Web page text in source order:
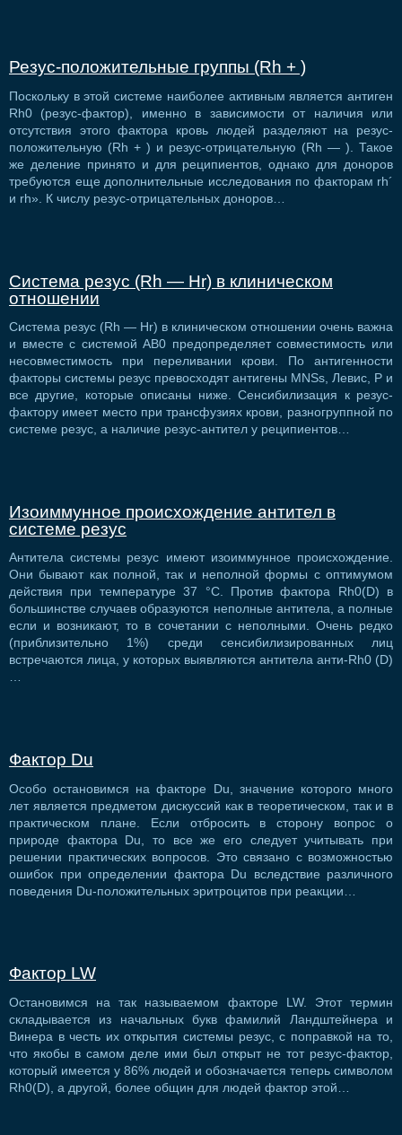
Резус-положительные группы (Rh + )
Поскольку в этой системе наиболее активным является антиген
Rh0 (резус-фактор), именно в зависимости от наличия или
отсутствия этого фактора кровь людей разделяют на резус-
положительную (Rh + ) и резус-отрицательную (Rh — ). Такое
же деление принято и для реципиентов, однако для доноров
требуются еще дополнительные исследования по факторам rh´
и rh». К числу резус-отрицательных доноров…
Система резус (Rh — Нr) в клиническом
отношении
Система резус (Rh — Нr) в клиническом отношении очень важна
и вместе с системой АВ0 предопределяет совместимость или
несовместимость при переливании крови. По антигенности
факторы системы резус превосходят антигены MNSs, Левис, Р и
все другие, которые описаны ниже. Сенсибилизация к резус-
фактору имеет место при трансфузиях крови, разногруппной по
системе резус, а наличие резус-антител у реципиентов…
Изоиммунное происхождение антител в
системе резус
Антитела системы резус имеют изоиммунное происхождение.
Они бывают как полной, так и неполной формы с оптимумом
действия при температуре 37 °С. Против фактора Rh0(D) в
большинстве случаев образуются неполные антитела, а полные
если и возникают, то в сочетании с неполными. Очень редко
(приблизительно 1%) среди сенсибилизированных лиц
встречаются лица, у которых выявляются антитела анти-Rh0 (D)
…
Фактор Du
Особо остановимся на факторе Du, значение которого много
лет является предметом дискуссий как в теоретическом, так и в
практическом плане. Если отбросить в сторону вопрос о
природе фактора Du, то все же его следует учитывать при
решении практических вопросов. Это связано с возможностью
ошибок при определении фактора Du вследствие различного
поведения Du-положительных эритроцитов при реакции…
Фактор LW
Остановимся на так называемом факторе LW. Этот термин
складывается из начальных букв фамилий Ландштейнера и
Винера в честь их открытия системы резус, с поправкой на то,
что якобы в самом деле ими был открыт не тот резус-фактор,
который имеется у 86% людей и обозначается теперь символом
Rh0(D), а другой, более общин для людей фактор этой…